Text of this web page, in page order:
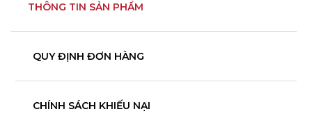
THÔNG TIN SẢN PHẨM
QUY ĐỊNH ĐƠN HÀNG
CHÍNH SÁCH KHIẾU NẠI